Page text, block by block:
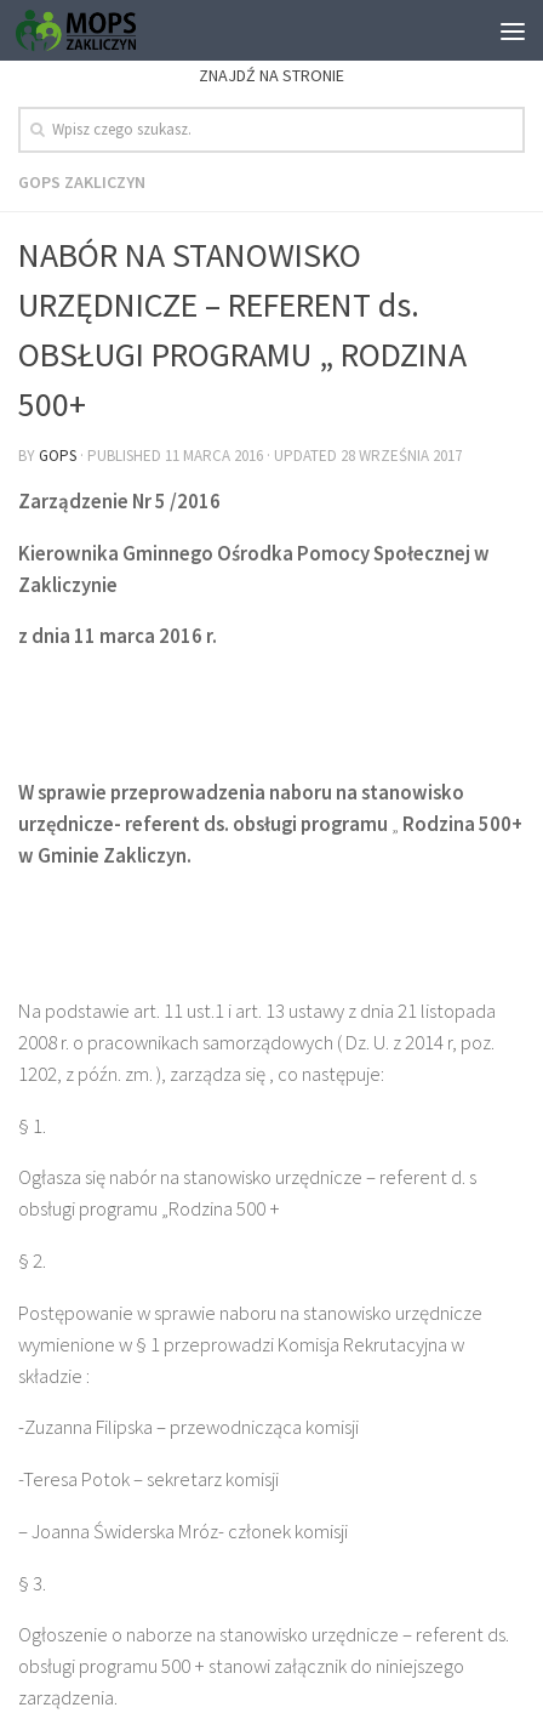
ZNAJDŹ NA STRONIE
GOPS ZAKLICZYN
NABÓR NA STANOWISKO
URZĘDNICZE – REFERENT ds.
OBSŁUGI PROGRAMU „ RODZINA
500+
BYGOPS · PUBLISHED 11 MARCA 2016 · UPDATED 28 WRZEŚNIA 2017
Zarządzenie Nr 5 /2016
Kierownika Gminnego Ośrodka Pomocy Społecznej w
Zakliczynie
z dnia 11 marca 2016 r.
W sprawie przeprowadzenia naboru na stanowisko
urzędnicze- referent ds. obsługi programu „ Rodzina 500+
w Gminie Zakliczyn.
Na podstawie art. 11 ust.1 i art. 13 ustawy z dnia 21 listopada
2008 r. o pracownikach samorządowych ( Dz. U. z 2014 r, poz.
1202, z późn. zm. ), zarządza się , co następuje:
§ 1.
Ogłasza się nabór na stanowisko urzędnicze – referent d. s
obsługi programu „Rodzina 500 +
§ 2.
Postępowanie w sprawie naboru na stanowisko urzędnicze
wymienione w § 1 przeprowadzi Komisja Rekrutacyjna w
składzie :
-Zuzanna Filipska – przewodnicząca komisji
-Teresa Potok – sekretarz komisji
– Joanna Świderska Mróz- członek komisji
§ 3.
Ogłoszenie o naborze na stanowisko urzędnicze – referent ds.
obsługi programu 500 + stanowi załącznik do niniejszego
zarządzenia.